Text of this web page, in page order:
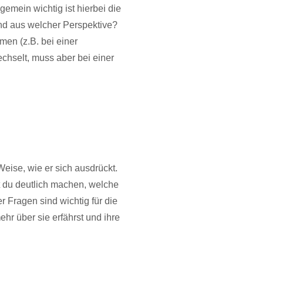
wichtig ist hierbei die
aus welcher Perspektive?
(z.B. bei einer
muss aber bei einer
wie er sich ausdrückt.
deutlich machen, welche
Fragen sind wichtig für die
über sie erfährst und ihre